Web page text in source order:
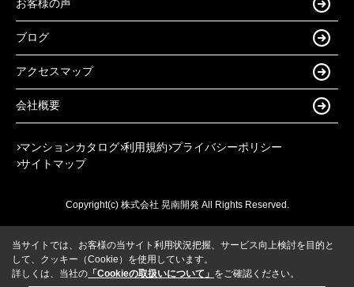
お客様の声
ブログ
アクセスマップ
会社概要
マンションカタログ 利用規約 プライバシーポリシー
サイトマップ
Copyright(c) 株式会社 晃南開発 All Rights Reserved.
当サイトでは、お客様の当サイト利用状況把握、サービス向上検討を目的と
して、クッキー（Cookie）を使用しています。
詳しくは、当社の 「Cookieの取扱いについて」 をご確認ください。